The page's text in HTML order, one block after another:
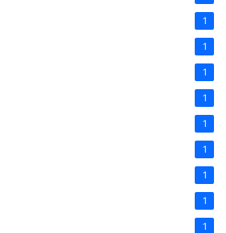
1
1
1
1
1
1
1
1
1